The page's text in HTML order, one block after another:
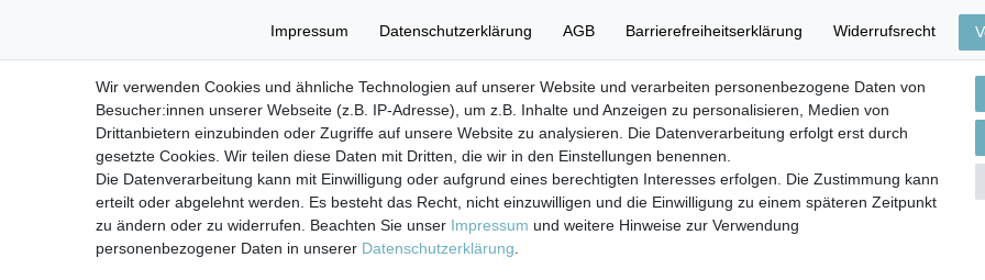
Impressum Daten­schutz­erklärung AGB Barrierefreiheitserklärung Widerrufs­recht
Versand- & Zahlungsbedingungen
© Copyright 2026 | Alle Rechte vorbehalten.
Wir verwenden Cookies und ähnliche Technologien auf unserer Website und verarbeiten personenbezogene Daten von
Besucher:innen unserer Webseite (z.B. IP-Adresse), um z.B. Inhalte und Anzeigen zu personalisieren, Medien von
Drittanbietern einzubinden oder Zugriffe auf unsere Website zu analysieren. Die Datenverarbeitung erfolgt erst durch
gesetzte Cookies. Wir teilen diese Daten mit Dritten, die wir in den Einstellungen benennen.
Die Datenverarbeitung kann mit Einwilligung oder aufgrund eines berechtigten Interesses erfolgen. Die Zustimmung kann
erteilt oder abgelehnt werden. Es besteht das Recht, nicht einzuwilligen und die Einwilligung zu einem späteren Zeitpunkt
zu ändern oder zu widerrufen. Beachten Sie unser Impressum und weitere Hinweise zur Verwendung
personenbezogener Daten in unserer Daten­schutz­erklärung